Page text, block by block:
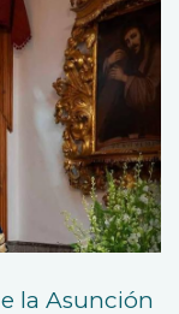
la Asunción